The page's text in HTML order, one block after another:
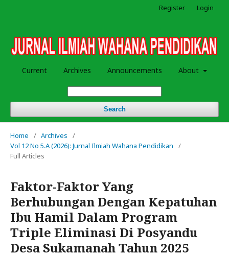
Current Archives Announcements About
Search
Register Login
Home / Archives
/
Vol 12 No 5.A (2026): Jurnal Ilmiah Wahana Pendidikan
/
Full Articles
Faktor-Faktor Yang
Berhubungan Dengan Kepatuhan
Ibu Hamil Dalam Program
Triple Eliminasi Di Posyandu
Desa Sukamanah Tahun 2025